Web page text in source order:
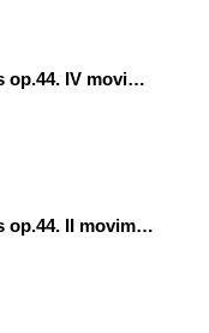
Serenata para vientos op.44. IV movimiento (A.Dvorak)
Serenata para vientos op.44. II movimiento (A.Dvorak)